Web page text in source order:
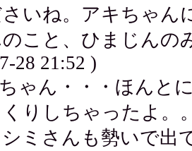
いね。アキちゃん
こと、ひまじんの
28 21:52 )
ゃん・・・ほんと
りしちゃったよ。
ミさんも勢いで出